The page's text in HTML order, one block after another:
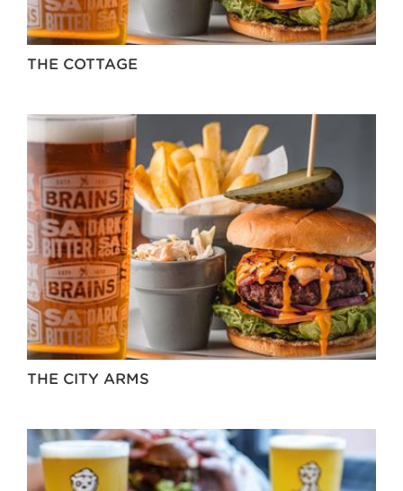
THE COTTAGE
THE CITY ARMS